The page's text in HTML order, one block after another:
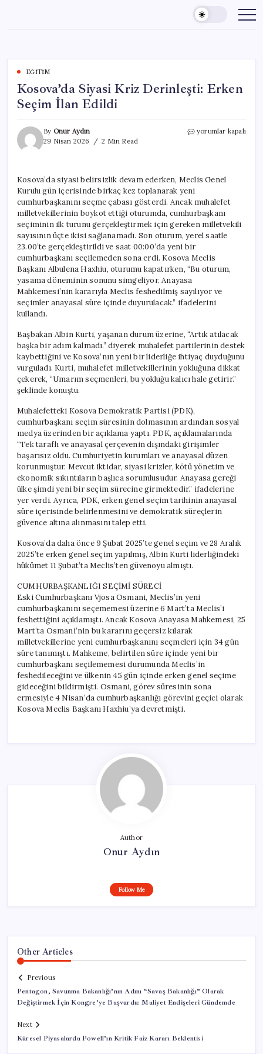
content
EĞITIM
Kosova’da Siyasi Kriz Derinleşti: Erken
Seçim İlan Edildi
By Onur Aydın
29 Nisan 2026
2 Min Read
Kosova’da
Seçim
Edildi
için
yorumlar kapalı
Kosova’da siyasi belirsizlik devam ederken, Meclis Genel
Kurulu gün içerisinde birkaç kez toplanarak yeni
cumhurbaşkanını seçme çabası gösterdi. Ancak muhalefet
milletvekillerinin boykot ettiği oturumda, cumhurbaşkanı
seçiminin ilk turunu gerçekleştirmek için gereken milletvekili
sayısının üçte ikisi sağlanamadı. Son oturum, yerel saatle
23.00’te gerçekleştirildi ve saat 00:00’da yeni bir
cumhurbaşkanı seçilemeden sona erdi. Kosova Meclis
Başkanı Albulena Haxhiu, oturumu kapatırken, “Bu oturum,
yasama döneminin sonunu simgeliyor. Anayasa
Mahkemesi’nin kararıyla Meclis feshedilmiş sayılıyor ve
seçimler anayasal süre içinde duyurulacak.” ifadelerini
kullandı.
Başbakan Albin Kurti, yaşanan durum üzerine, “Artık atılacak
başka bir adım kalmadı.” diyerek muhalefet partilerinin destek
kaybettiğini ve Kosova’nın yeni bir liderliğe ihtiyaç duyduğunu
vurguladı. Kurti, muhalefet milletvekillerinin yokluğuna dikkat
çekerek, “Umarım seçmenleri, bu yokluğu kalıcı hale getirir.”
şeklinde konuştu.
Muhalefetteki Kosova Demokratik Partisi (PDK),
cumhurbaşkanı seçim süresinin dolmasının ardından sosyal
medya üzerinden bir açıklama yaptı. PDK, açıklamalarında
“Tek taraflı ve anayasal çerçevenin dışındaki girişimler
başarısız oldu. Cumhuriyetin kurumları ve anayasal düzen
korunmuştur. Mevcut iktidar, siyasi krizler, kötü yönetim ve
ekonomik sıkıntıların başlıca sorumlusudur. Anayasa gereği
ülke şimdi yeni bir seçim sürecine girmektedir.” ifadelerine
yer verdi. Ayrıca, PDK, erken genel seçim tarihinin anayasal
süre içerisinde belirlenmesini ve demokratik süreçlerin
güvence altına alınmasını talep etti.
Kosova’da daha önce 9 Şubat 2025’te genel seçim ve 28 Aralık
2025’te erken genel seçim yapılmış, Albin Kurti liderliğindeki
hükümet 11 Şubat’ta Meclis’ten güvenoyu almıştı.
CUMHURBAŞKANLIĞI SEÇİMİ SÜRECİ
Eski Cumhurbaşkanı Vjosa Osmani, Meclis’in yeni
cumhurbaşkanını seçememesi üzerine 6 Mart’ta Meclis’i
feshettiğini açıklamıştı. Ancak Kosova Anayasa Mahkemesi, 25
Mart’ta Osmani’nin bu kararını geçersiz kılarak
milletvekillerine yeni cumhurbaşkanını seçmeleri için 34 gün
süre tanımıştı. Mahkeme, belirtilen süre içinde yeni bir
cumhurbaşkanı seçilememesi durumunda Meclis’in
feshedileceğini ve ülkenin 45 gün içinde erken genel seçime
gideceğini bildirmişti. Osmani, görev süresinin sona
ermesiyle 4 Nisan’da cumhurbaşkanlığı görevini geçici olarak
Kosova Meclis Başkanı Haxhiu’ya devretmişti.
Author
Onur Aydın
Follow Me
Other Articles
Previous
Pentagon, Savunma Bakanlığı’nın Adını “Savaş Bakanlığı” Olarak
Değiştirmek İçin Kongre’ye Başvurdu: Maliyet Endişeleri Gündemde
Next
Küresel Piyasalarda Powell’ın Kritik Faiz Kararı Beklentisi